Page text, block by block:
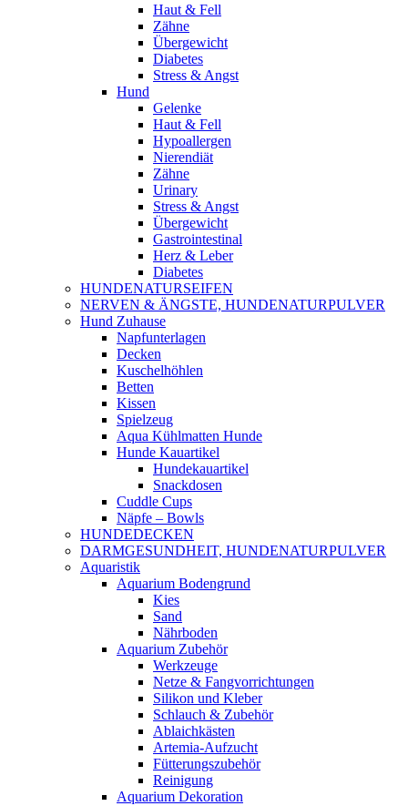
Haut & Fell
Zähne
Übergewicht
Diabetes
Stress & Angst
Hund
Gelenke
Haut & Fell
Hypoallergen
Nierendiät
Zähne
Urinary
Stress & Angst
Übergewicht
Gastrointestinal
Herz & Leber
Diabetes
HUNDENATURSEIFEN
NERVEN & ÄNGSTE, HUNDENATURPULVER
Hund Zuhause
Napfunterlagen
Decken
Kuschelhöhlen
Betten
Kissen
Spielzeug
Aqua Kühlmatten Hunde
Hunde Kauartikel
Hundekauartikel
Snackdosen
Cuddle Cups
Näpfe – Bowls
HUNDEDECKEN
DARMGESUNDHEIT, HUNDENATURPULVER
Aquaristik
Aquarium Bodengrund
Kies
Sand
Nährboden
Aquarium Zubehör
Werkzeuge
Netze & Fangvorrichtungen
Silikon und Kleber
Schlauch & Zubehör
Ablaichkästen
Artemia-Aufzucht
Fütterungszubehör
Reinigung
Aquarium Dekoration